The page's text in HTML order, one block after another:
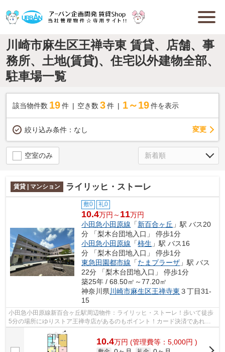
川崎市麻生区王禅寺東 賃貸、店舗、事
務所、土地(賃貸)、住宅以外建物全部、
駐車場一覧
該当物件数 19件 空き数 3 件 1～19 件を表示
絞り込み条件： なし 変更
空室のみ
賃貸 | マンション ライリッヒ・ストーレ
敷0 礼0
10.4万円～ 11万円
小田急小田原線 「新百合ヶ丘 」駅 バス20
分 「梨木台団地入口」 停歩1分
小田急小田原線 「柿生 」駅 バス16
分 「梨木台団地入口」 停歩1分
東急田園都市線 「たまプラーザ 」駅 バス
22分 「梨木台団地入口」 停歩1分
築25年 / 68.50㎡～77.20㎡
神奈川県 川崎市麻生区王禅寺東 ３丁目31-
15
小田急小田原線新百合ヶ丘駅周辺物件：ライリッヒ・ストーレ！歩いて徒歩
5分の場所にゆりストア王禅寺店があるのもポイント！カード決済であれ
ば、現金が手元になくてもお支払いできま...
10.4万円 (管理費等：5,000円 )